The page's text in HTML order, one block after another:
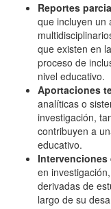
Reportes
que incluyen un
que existen en
proceso de
nivel educativo.
Aportaciones
analíticas o
investigación,
contribuyen a
educativo.
Intervenciones
en
derivadas de
largo de su